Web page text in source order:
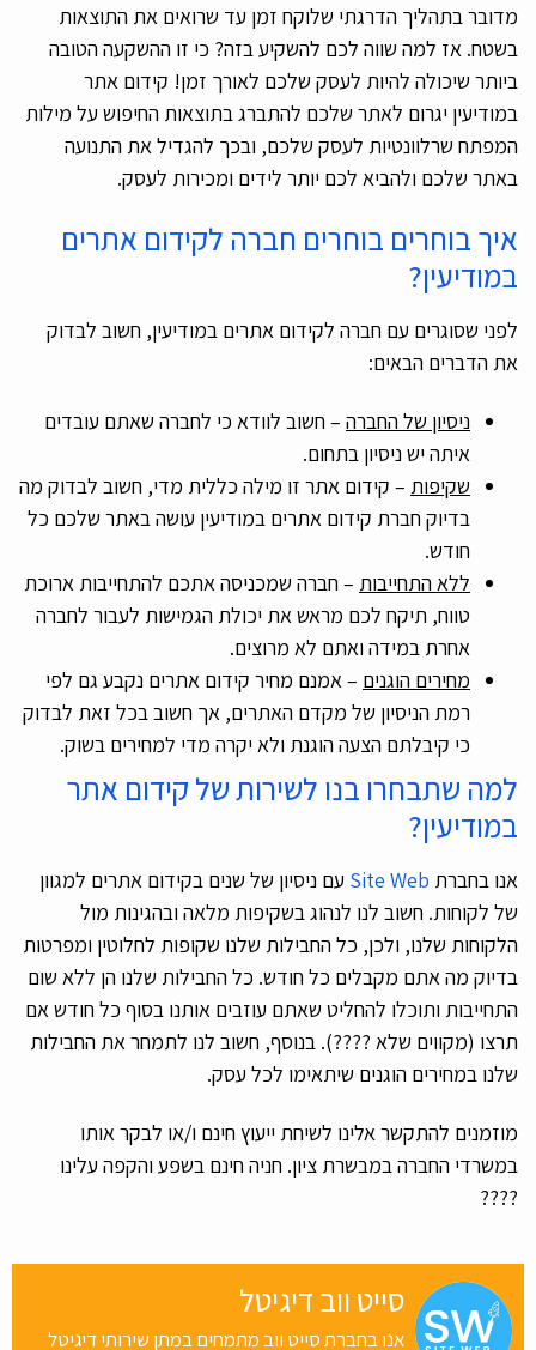
מדובר בתהליך הדרגתי שלוקח זמן עד שרואים את התוצאות
בשטח. אז למה שווה לכם להשקיע בזה? כי זו ההשקעה הטובה
ביותר שיכולה להיות לעסק שלכם לאורך זמן! קידום אתר
במודיעין יגרום לאתר שלכם להתברג בתוצאות החיפוש על מילות
המפתח שרלוונטיות לעסק שלכם, ובכך להגדיל את התנועה
באתר שלכם ולהביא לכם יותר לידים ומכירות לעסק.
איך בוחרים בוחרים חברה לקידום אתרים
במודיעין?
לפני שסוגרים עם חברה לקידום אתרים במודיעין, חשוב לבדוק
את הדברים הבאים:
ניסיון של החברה – חשוב לוודא כי לחברה שאתם עובדים
איתה יש ניסיון בתחום.
שקיפות – קידום אתר זו מילה כללית מדי, חשוב לבדוק מה
בדיוק חברת קידום אתרים במודיעין עושה באתר שלכם כל
חודש.
ללא התחייבות – חברה שמכניסה אתכם להתחייבות ארוכת
טווח, תיקח לכם מראש את יכולת הגמישות לעבור לחברה
אחרת במידה ואתם לא מרוצים.
מחירים הוגנים – אמנם מחיר קידום אתרים נקבע גם לפי
רמת הניסיון של מקדם האתרים, אך חשוב בכל זאת לבדוק
כי קיבלתם הצעה הוגנת ולא יקרה מדי למחירים בשוק.
למה שתבחרו בנו לשירות של קידום אתר
במודיעין?
אנו בחברת Site Web עם ניסיון של שנים בקידום אתרים למגוון
של לקוחות. חשוב לנו לנהוג בשקיפות מלאה ובהגינות מול
הלקוחות שלנו, ולכן, כל החבילות שלנו שקופות לחלוטין ומפרטות
בדיוק מה אתם מקבלים כל חודש. כל החבילות שלנו הן ללא שום
התחייבות ותוכלו להחליט שאתם עוזבים אותנו בסוף כל חודש אם
תרצו (מקווים שלא ????). בנוסף, חשוב לנו לתמחר את החבילות
שלנו במחירים הוגנים שיתאימו לכל עסק.
מוזמנים להתקשר אלינו לשיחת ייעוץ חינם ו/או לבקר אותו
במשרדי החברה במבשרת ציון. חניה חינם בשפע והקפה עלינו
????
סייט ווב דיגיטל
אנו בחברת סייט ווב מתמחים במתן שירותי דיגיטל